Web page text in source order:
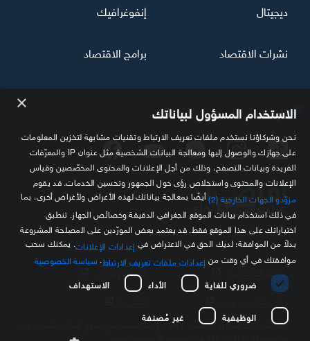
تابعنا
مصدرك الموثوق للمعلومة الاقتصادية
ديجيتال إنفوغرافيك
نشرات الاقتصاد برامج الاقتصاد
سياسة الخصوصية الشروط والأحكام
كافة العلامات التجارية الخاصة بـ SKY وكل ما تتضمنه من حقوق الملكية الفكرية هي
× الاستخدام المسؤول لبياناتك
نحن وشركاؤنا نستخدم ملفات تعريف الارتباط وتقنيات مشابهة لتخزين المعلومات
على جهازك والوصول إليها ومعالجة البيانات الشخصية مثل عنوان IP والمعرّفات
الفريدة وبيانات التصفح، وذلك من أجل الإعلانات والمحتوى المخصّصين وقياس
الإعلانات والمحتوى واستخلاص رؤى حول الجمهور وتحسين الخدمات. قد يقوم
مزوّدو الجهات الخارجية (2)
أيضًا بمعالجة بياناتك لهذه الأغراض ولأغراض أخرى، بما
في ذلك استخدام بيانات الموقع الجغرافي الدقيقة وخصائص الجهاز. تنطبق
اختياراتك على هذا الموقع فقط. قد يعتمد بعض المورّدين على المصلحة المشروعة
بدلاً من الموافقة؛ لديك الحق في الاعتراض في إعدادات الإعلانات . يمكنك سحب
موافقتك في أي وقت من إعدادات ملفات تعريف الارتباط سياسة الخصوصية
ضروري للغاية
الأداء الاستهداف
الوظيفية غير مُصنفة